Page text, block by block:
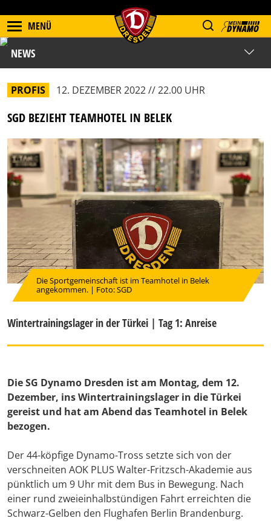
MENÜ
NEWS
PROFIS 12. DEZEMBER 2022 // 22.00 UHR
SGD BEZIEHT TEAMHOTEL IN BELEK
Die Sportgemeinschaft ist im Teamhotel in Belek
angekommen. | Foto: SGD
Wintertrainingslager in der Türkei | Tag 1: Anreise
Die SG Dynamo Dresden ist am Montag, dem 12.
Dezember, ins Wintertrainingslager in die Türkei
gereist und hat am Abend das Teamhotel in Belek
bezogen.
Der 44-köpfige Dynamo-Tross setzte sich von der
verschneiten AOK PLUS Walter-Fritzsch-Akademie aus
pünktlich um 9 Uhr mit dem Bus in Bewegung. Nach
einer rund zweieinhalbstündigen Fahrt erreichten die
Schwarz-Gelben den Flughafen Berlin Brandenburg.